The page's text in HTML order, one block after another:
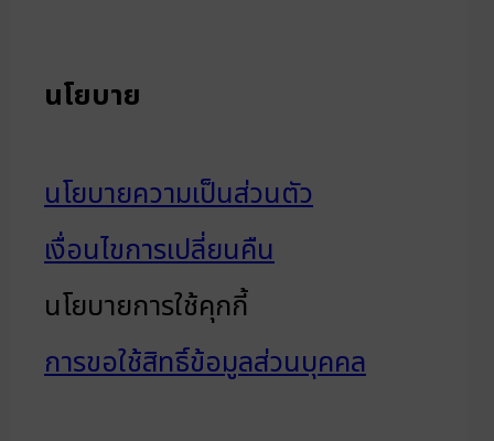
นโยบาย
นโยบายความเป็นส่วนตัว
เงื่อนไขการเปลี่ยนคืน
นโยบายการใช้คุกกี้
การขอใช้สิทธิ์ข้อมูลส่วนบุคคล